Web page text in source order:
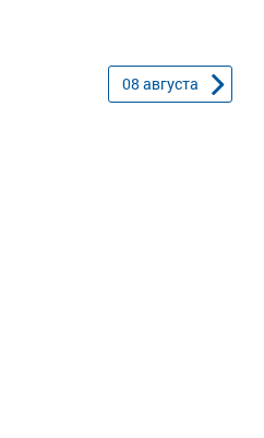
08 августа